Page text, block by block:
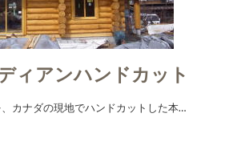
ィアンハンドカット
カナダの現地でハンドカットした本…